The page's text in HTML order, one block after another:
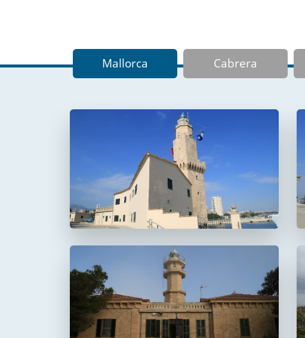
Mallorca Cabrera
Faro de Portopí
Faro de Punta de la
Avanzada